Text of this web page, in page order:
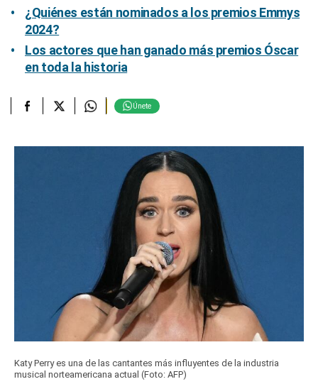
¿Quiénes están nominados a los premios Emmys
2024?
Los actores que han ganado más premios Óscar
en toda la historia
Únete
Katy Perry es una de las cantantes más influyentes de la industria
musical norteamericana actual (Foto: AFP)